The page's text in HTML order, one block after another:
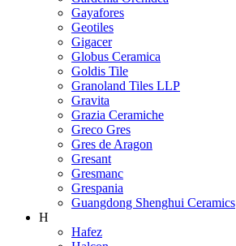
Gayafores
Geotiles
Gigacer
Globus Ceramica
Goldis Tile
Granoland Tiles LLP
Gravita
Grazia Ceramiche
Greco Gres
Gres de Aragon
Gresant
Gresmanc
Grespania
Guangdong Shenghui Ceramics
H
Hafez